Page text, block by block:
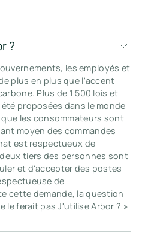
?
les employés et
plus en plus que l'accent
Plus de 1 500 lois et
proposées dans le monde
les consommateurs sont
moyen des commandes
est respectueux de
tiers des personnes sont
et d'accepter des postes
de
cette demande, la question
le ferait pas J'utilise Arbor ? »